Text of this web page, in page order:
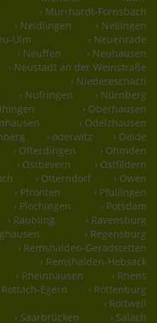
› Murrhardt-Fornsbach
› Neidlingen
› Nellingen
Ulm
› Neuenrade
› Neuffen
› Neuhausen
› Neustadt an der Weinstraße
› Niedereschach
› Nufringen
› Nürnberg
› Oberhausen
› Odelzhausen
› oderwitz
› Oelde
› Ofterdingen
› Ohmden
› Ostbevern
› Ostfildern
› Otterndorf
› Owen
› Pfronten
› Pfullingen
› Plochingen
› Potsdam
› Raubling
› Ravensburg
› Regensburg
› Remshalden-Geradstetten
› Remshalden-Hebsack
› Rheinhausen
› Rhens
Rottach-Egern
› Rottenburg
› Rottweil
› Saarbrücken
› Salach